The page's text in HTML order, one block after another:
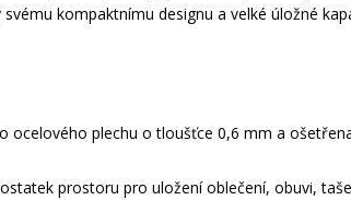
kompaktnímu designu a velké úložné
ocelového plechu o tloušťce 0,6 mm a
prostoru pro uložení oblečení, obuvi,